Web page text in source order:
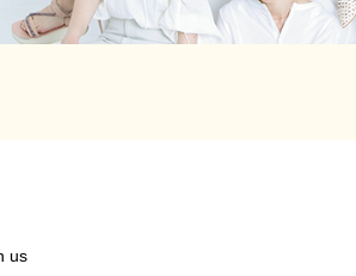
us